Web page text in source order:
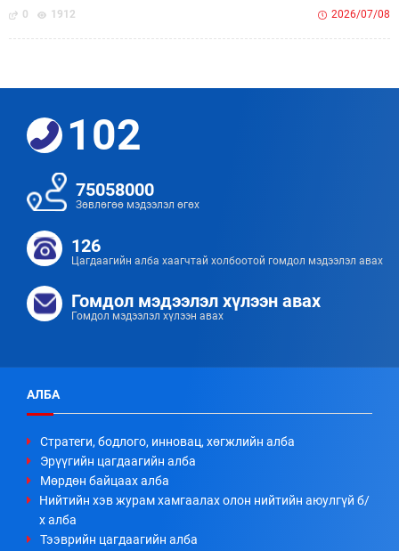
0 1912 2026/07/08
102
75058000
Зөвлөгөө мэдээлэл өгөх
126
Цагдаагийн алба хаагчтай холбоотой гомдол мэдээлэл авах
Гомдол мэдээлэл хүлээн авах
Гомдол мэдээлэл хүлээн авах
АЛБА
Стратеги, бодлого, инновац, хөгжлийн алба
Эрүүгийн цагдаагийн алба
Мөрдөн байцаах алба
Нийтийн хэв журам хамгаалах олон нийтийн аюулгүй б/
х алба
Тээврийн цагдаагийн алба